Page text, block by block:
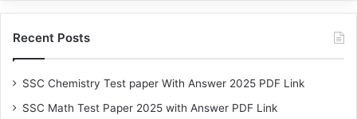
Recent Posts
SSC Chemistry Test paper With Answer 2025 PDF Link
SSC Math Test Paper 2025 with Answer PDF Link